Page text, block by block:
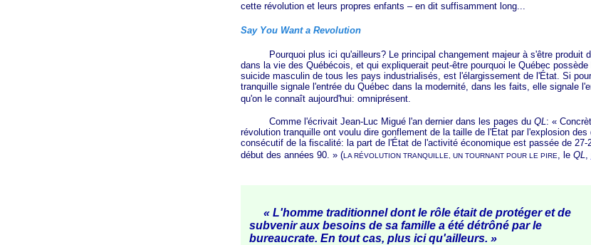
cette révolution et leurs propres enfants – en dit suffisamment long...
Say You Want a Revolution
Pourquoi plus ici qu'ailleurs? Le principal changement majeur à s'être produit
dans la vie des Québécois, et qui expliquerait peut-être pourquoi le Québec
suicide masculin de tous les pays industrialisés, est l'élargissement de l'État. Si
tranquille signale l'entrée du Québec dans la modernité, dans les faits, elle signale
qu'on le connaît aujourd'hui: omniprésent.
Comme l'écrivait Jean-Luc Migué l'an dernier dans les pages du QL: «
révolution tranquille ont voulu dire gonflement de la taille de l'État par l'explosion
consécutif de la fiscalité: la part de l'État de l'activité économique est passée de 27-
début des années 90. » (LA RÉVOLUTION TRANQUILLE, UN TOURNANT POUR LE PIRE, le QL,
« L'homme traditionnel dont le rôle était de protéger et de
subvenir aux besoins de sa famille a été détrôné par le
bureaucrate. En tout cas, plus iciqu'ailleurs. »